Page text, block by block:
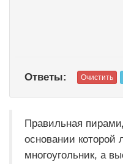
Ответы:
Правильная
основании которой
многоугольник, а